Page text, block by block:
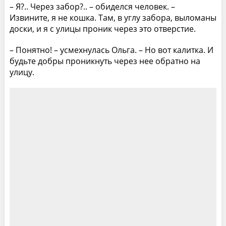
– Я?.. Через забор?.. – обиделся человек. –
Извините, я не кошка. Там, в углу забора, выломаны
доски, и я с улицы проник через это отверстие.
– Понятно! – усмехнулась Ольга. – Но вот калитка. И
будьте добры проникнуть через нее обратно на
улицу.